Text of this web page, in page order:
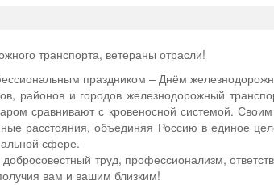
транспорта, ветераны отрасли!
праздником – Днём
районов и городов железнодорожный
сравнивают с кровеносной системой.
расстояния, объединяя Россию в единое
сфере.
труд, профессионализм,
вам и вашим близким!